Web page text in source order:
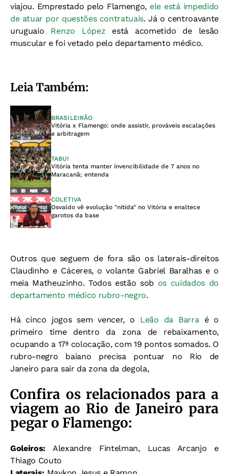
viajou. Emprestado pelo Flamengo, ele está impedido
de atuar por questões contratuais. Já o centroavante
uruguaio Renzo López está acometido de lesão
muscular e foi vetado pelo departamento médico.
Leia Também:
BRASILEIRÃO
Vitória x Flamengo: onde assistir, prováveis escalações
e arbitragem
TABU!
Vitória tenta manter invencibilidade de 7 anos no
Maracanã; entenda
COLETIVA
Osvaldo vê evolução "nítida" no Vitória e enaltece
garotos da base
Outros que seguem de fora são os laterais-direitos
Claudinho e Cáceres, o volante Gabriel Baralhas e o
meia Matheuzinho. Todos estão sob os cuidados do
departamento médico rubro-negro.
Há cinco jogos sem vencer, o Leão da Barraé o
primeiro time dentro da zona de rebaixamento,
ocupando a 17ª colocação, com 19 pontos somados. O
rubro-negro baiano precisa pontuar no Rio de
Janeiro para sair da zona da degola,
Confira os relacionados para a
viagem ao Rio de Janeiro para
pegar o Flamengo:
Goleiros: Alexandre Fintelman, Lucas Arcanjo e
Thiago Couto